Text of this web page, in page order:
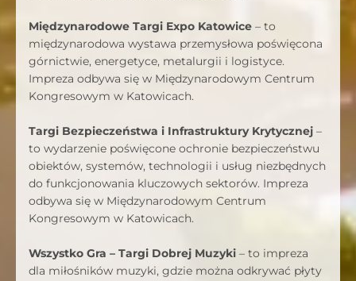
Międzynarodowe Targi Expo Katowice – to
międzynarodowa wystawa przemysłowa poświęcona
górnictwie, energetyce, metalurgii i logistyce.
Impreza odbywa się w Międzynarodowym Centrum
Kongresowym w Katowicach.
Targi Bezpieczeństwa i Infrastruktury Krytycznej –
to wydarzenie poświęcone ochronie bezpieczeństwu
obiektów, systemów, technologii i usług niezbędnych
do funkcjonowania kluczowych sektorów. Impreza
odbywa się w Międzynarodowym Centrum
Kongresowym w Katowicach.
Wszystko Gra – Targi Dobrej Muzyki – to impreza
dla miłośników muzyki, gdzie można odkrywać płyty